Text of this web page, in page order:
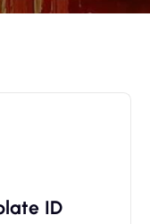
ID